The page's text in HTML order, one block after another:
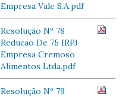
Empresa Vale S.A.pdf
Resolução Nº 78
Reducao De 75 IRPJ
Empresa Cremoso
Alimentos Ltda.pdf
Resolução Nº 79